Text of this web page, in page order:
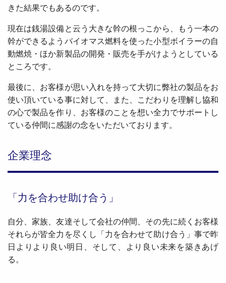
きた結果でもあるのです。
現在は銭湯設備と云う大きな幹の根っこから、もう一本の
幹ができるようバイオマス燃料を使った小型ボイラーの自
動燃焼・ほか新製品の開発・販売を手がけようとしている
ところです。
最後に、お客様が思い入れを持って大切に弊社の製品をお
使い頂いている事に対して、また、こだわりを理解し協和
の心で製品を作り、お客様のことを想い全力でサポートし
ている仲間に感謝の念をいただいております。
企業理念
「力を合わせ助け合う」
自分、家族、友達そして会社の仲間、その先に続くお客様
それらが皆全力を尽くし「力を合わせて助け合う」事で昨
日よりより良い明日、そして、より良い未来を築きあげ
る。